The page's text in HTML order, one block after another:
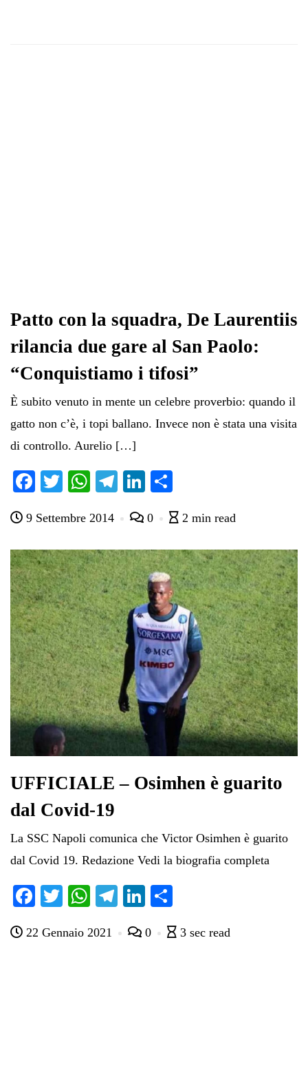
Patto con la squadra, De Laurentiis
rilancia due gare al San Paolo:
“Conquistiamo i tifosi”
È subito venuto in mente un celebre proverbio: quando il
gatto non c’è, i topi ballano. Invece non è stata una visita
di controllo. Aurelio […]
Fa
bo
ok
T
tte
r
W
ts
A
pp
Te
gr
a
m
Li
ed
In
di
vi
di
9 Settembre 2014 0 2 min read
UFFICIALE – Osimhen è guarito
dal Covid-19
La SSC Napoli comunica che Victor Osimhen è guarito
dal Covid 19. Redazione Vedi la biografia completa
Fa
bo
T
tte
W
ts
Te
gr
Li
ed di
22 Gennaio 2021 0 3 sec read